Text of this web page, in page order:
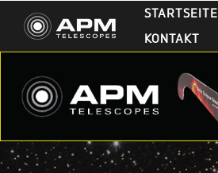
STARTSEITE
KONTAKT